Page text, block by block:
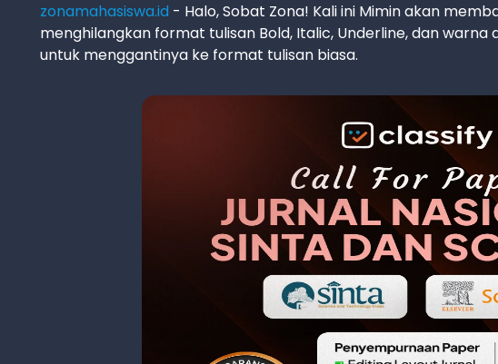
zonamahasiswa.id - Halo, Sobat Zona! Kali ini Mimin akan
menghilangkan format tulisan Bold, Italic, Underline, dan
untuk menggantinya ke format tulisan biasa.